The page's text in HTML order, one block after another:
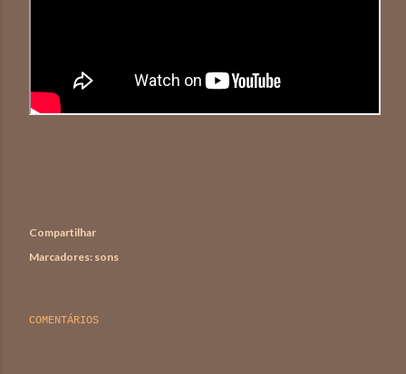
Compartilhar
Marcadores: sons
COMENTÁRIOS